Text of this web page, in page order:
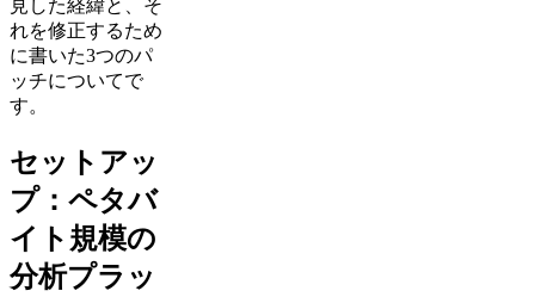
見した経緯と、そ
れを修正するため
に書いた3つのパ
ッチについてで
す。
セットアッ
プ：ペタバ
イト規模の
分析プラッ